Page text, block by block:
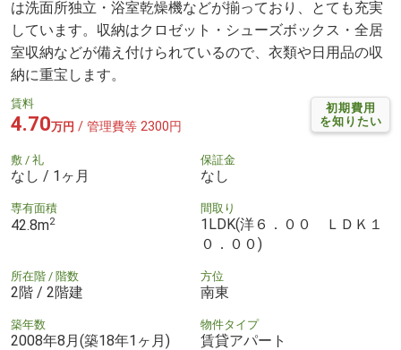
は洗面所独立・浴室乾燥機などが揃っており、とても充実
しています。収納はクロゼット・シューズボックス・全居
室収納などが備え付けられているので、衣類や日用品の収
納に重宝します。
初期費用
を知りたい
賃料
4.70万円 / 管理費等 2300円
敷 / 礼
なし / 1ヶ月
保証金
なし
専有面積
42.8m2
間取り
1LDK(洋６．００ ＬＤＫ１
０．００)
所在階 / 階数
2階 / 2階建
方位
南東
築年数
2008年8月(築18年1ヶ月)
物件タイプ
賃貸アパート